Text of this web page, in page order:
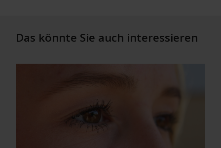
Das könnte Sie auch interessieren